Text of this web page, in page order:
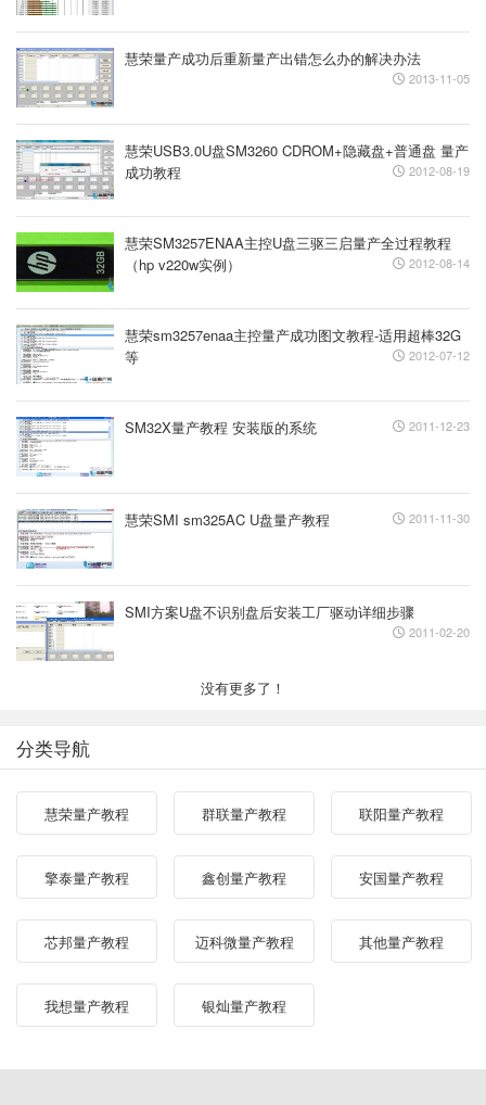
慧荣量产成功后重新量产出错怎么办的解决办法
2013-11-05
慧荣USB3.0U盘SM3260 CDROM+隐藏盘+普通盘 量产
成功教程
2012-08-19
慧荣SM3257ENAA主控U盘三驱三启量产全过程教程
（hp v220w实例）
2012-08-14
慧荣sm3257enaa主控量产成功图文教程-适用超棒32G
等
2012-07-12
SM32X量产教程 安装版的系统 2011-12-23
慧荣SMI sm325AC U盘量产教程 2011-11-30
SMI方案U盘不识别盘后安装工厂驱动详细步骤
2011-02-20
没有更多了！
分类导航
慧荣量产教程 群联量产教程 联阳量产教程
擎泰量产教程 鑫创量产教程 安国量产教程
芯邦量产教程 迈科微量产教程 其他量产教程
我想量产教程 银灿量产教程